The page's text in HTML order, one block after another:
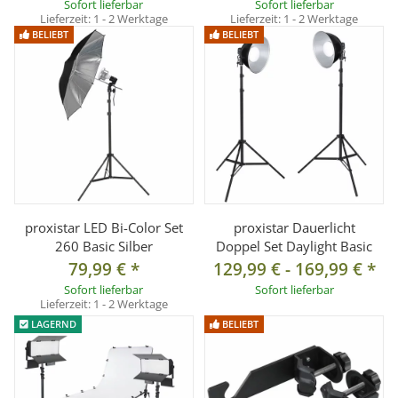
Großer Höhenbereich bis 256 cm
Perfekt abgestimmtes Komplettset
Technische Daten – LED-Flächenleuchten (jeweils)
1152 Stück
72 W
Lichtstrom:
Lichtstärke:ca. 9.100 Lux (1 m), 2.400 Lux (2 m), 1.060
Lux (3 m)
Farbtemperatur:
5600 K (3200 K mit orangem Filter)
CRI / TLCI:>95 / 93
Abstrahlwinkel:
Dimmung:
stufenlos
Betriebsspannung:12–16,8 V
Sofort lieferbar
Lieferzeit: 1 - 2 Werktage
Sofort lieferbar
Lieferzeit: 1 - 2 Werktage
BELIEBT
proxistar LED Bi-Color Set
260 Basic Silber
79,99 €*
Sofort lieferbar
Lieferzeit: 1 - 2 Werktage
BELIEBT
proxistar Dauerlicht
Doppel Set Daylight Basic
129,99 €- 169,99 €*
Sofort lieferbar
LAGERND BELIEBT